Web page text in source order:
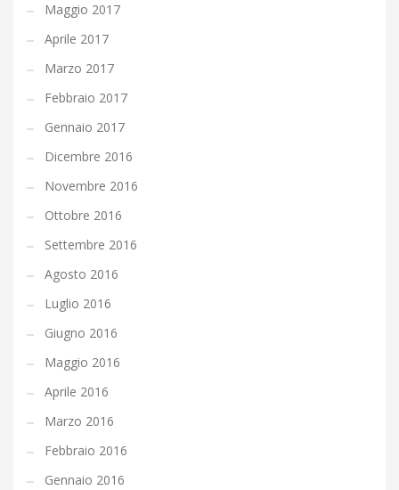
Maggio 2017
Aprile 2017
Marzo 2017
Febbraio 2017
Gennaio 2017
Dicembre 2016
Novembre 2016
Ottobre 2016
Settembre 2016
Agosto 2016
Luglio 2016
Giugno 2016
Maggio 2016
Aprile 2016
Marzo 2016
Febbraio 2016
Gennaio 2016